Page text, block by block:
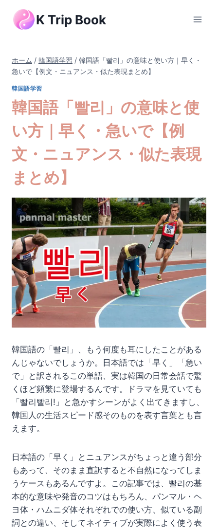
K Trip Book
ホーム / 韓国語学習 / 韓国語「빨리」の意味と使い方｜早く・
急いで【例文・ニュアンス・似た表現まとめ】
韓国語学習
韓国語「빨리」の意味と使
い方｜早く・急いで【例
文・ニュアンス・似た表現
まとめ】
韓国語の「빨리」、もう何度も耳にしたことがある
んじゃないでしょうか。日本語では「早く」「急い
で」と訳されるこの単語、実は韓国の日常会話で驚
くほど頻繁に登場するんです。ドラマを見ていても
「빨리빨리!」と急かすシーンがよく出てきますし、
韓国人の生活スピード感そのものを表す言葉とも言
えます。
日本語の「早く」とニュアンスがちょっと違う部分
もあって、そのまま直訳すると不自然になってしま
うケースもあるんですよ。この記事では、빨리の基
本的な意味や発音のコツはもちろん、パンマル・ヘ
ヨ体・ハムニダ体それぞれでの使い方、似ている副
詞との違い、そしてネイティブが実際によく使う表